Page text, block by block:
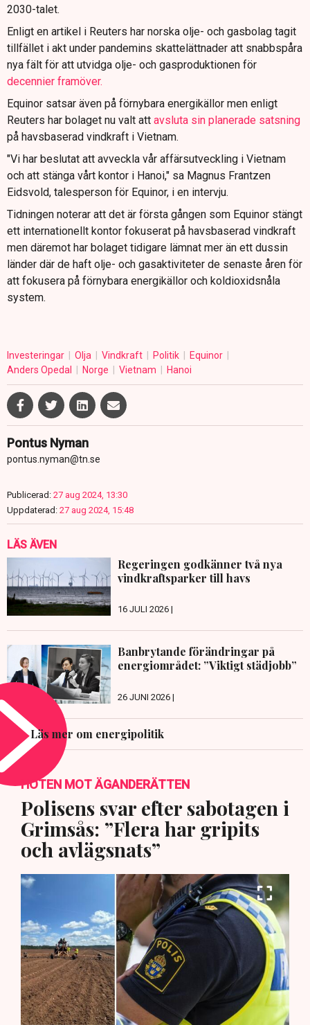
2030-talet.
Enligt en artikel i Reuters har norska olje- och gasbolag tagit
tillfället i akt under pandemins skattelättnader att snabbspåra
nya fält för att utvidga olje- och gasproduktionen för
decennier framöver.
Equinor satsar även på förnybara energikällor men enligt
Reuters har bolaget nu valt att avsluta sin planerade satsning
på havsbaserad vindkraft i Vietnam.
"Vi har beslutat att avveckla vår affärsutveckling i Vietnam
och att stänga vårt kontor i Hanoi," sa Magnus Frantzen
Eidsvold, talesperson för Equinor, i en intervju.
Tidningen noterar att det är första gången som Equinor stängt
ett internationellt kontor fokuserat på havsbaserad vindkraft
men däremot har bolaget tidigare lämnat mer än ett dussin
länder där de haft olje- och gasaktiviteter de senaste åren för
att fokusera på förnybara energikällor och koldioxidsnåla
system.
Investeringar Olja Vindkraft Politik
Equinor
Anders Opedal
Norge Vietnam Hanoi
Pontus Nyman
pontus.nyman@tn.se
Publicerad: 27 aug 2024, 13:30
Uppdaterad: 27 aug 2024, 15:48
LÄS ÄVEN
Regeringen godkänner två nya
vindkraftsparker till havs
16 JULI 2026 |
Banbrytande förändringar på
energiområdet: ”Viktigt städjobb”
26 JUNI 2026 |
Läs mer om energipolitik
HOTEN MOT ÄGANDERÄTTEN
Polisens svar efter sabotagen i
Grimsås: ”Flera har gripits
och avlägsnats”